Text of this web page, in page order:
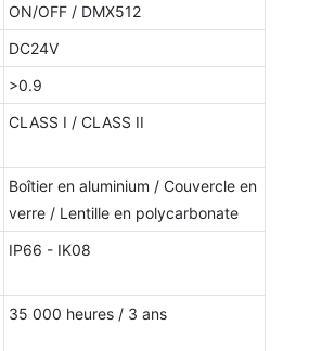
ON/OFF / DMX512
DC24V
>0.9
CLASS I / CLASS II
Boîtier en aluminium / Couvercle en
verre / Lentille en polycarbonate
IP66 - IK08
35 000 heures / 3 ans